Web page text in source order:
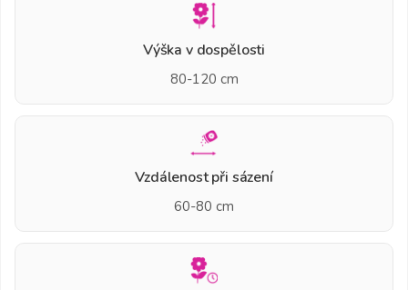
Výška v dospělosti
80-120 cm
Vzdálenost při sázení
60-80 cm